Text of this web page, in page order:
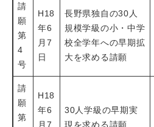
請
願
第
4
号
H18
年6
月7
日
長野県独自の30人
規模学級の小・中学
校全学年への早期拡
大を求める請願
請
願
第
H18
年6
月7
30人学級の早期実
現を求める請願